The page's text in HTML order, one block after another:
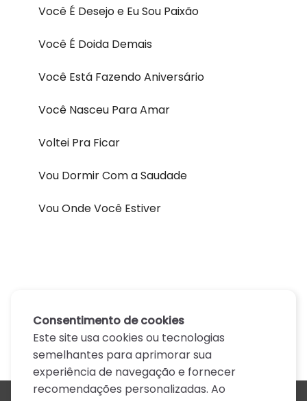
Você É Desejo e Eu Sou Paixão
Você É Doida Demais
Você Está Fazendo Aniversário
Você Nasceu Para Amar
Voltei Pra Ficar
Vou Dormir Com a Saudade
Vou Onde Você Estiver
Consentimento de cookies
Este site usa cookies ou tecnologias
semelhantes para aprimorar sua
experiência de navegação e fornecer
recomendações personalizadas. Ao